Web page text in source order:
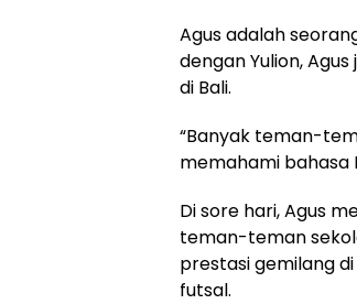
Agus adalah
dengan Yulion,
di Bali.
“Banyak teman-
memahami bahasa
Di sore hari, Agus
teman-teman
prestasi gemilang
futsal.